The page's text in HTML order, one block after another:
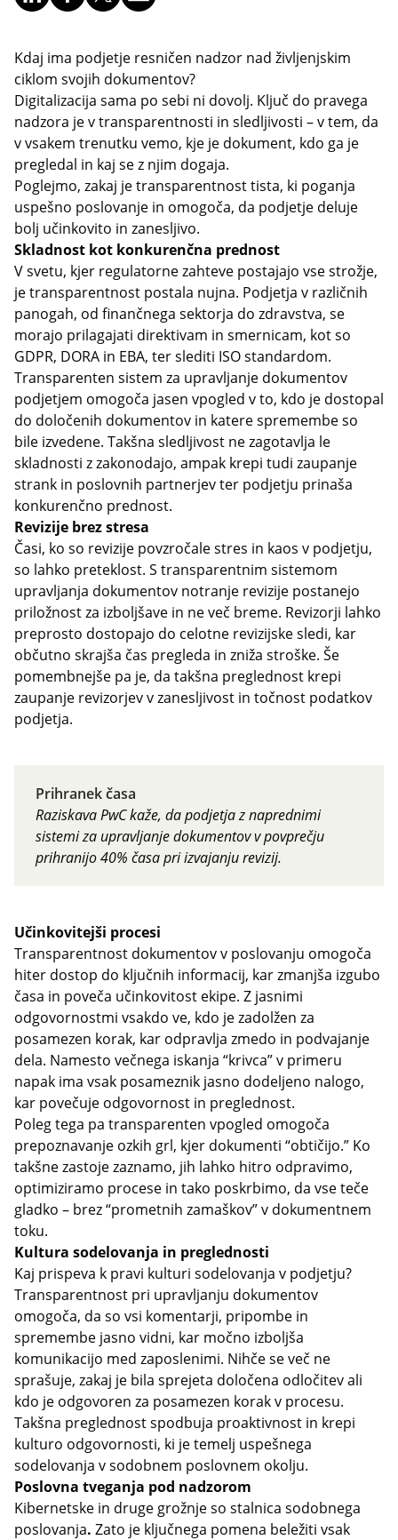
Kdaj ima podjetje resničen nadzor nad življenjskim
ciklom svojih dokumentov?
Digitalizacija sama po sebi ni dovolj. Ključ do pravega
nadzora je v transparentnosti in sledljivosti – v tem, da
v vsakem trenutku vemo, kje je dokument, kdo ga je
pregledal in kaj se z njim dogaja.
Poglejmo, zakaj je transparentnost tista, ki poganja
uspešno poslovanje in omogoča, da podjetje deluje
bolj učinkovito in zanesljivo.
Skladnost kot konkurenčna prednost
V svetu, kjer regulatorne zahteve postajajo vse strožje,
je transparentnost postala nujna. Podjetja v različnih
panogah, od finančnega sektorja do zdravstva, se
morajo prilagajati direktivam in smernicam, kot so
GDPR, DORA in EBA, ter slediti ISO standardom.
Transparenten sistem za upravljanje dokumentov
podjetjem omogoča jasen vpogled v to, kdo je dostopal
do določenih dokumentov in katere spremembe so
bile izvedene. Takšna sledljivost ne zagotavlja le
skladnosti z zakonodajo, ampak krepi tudi zaupanje
strank in poslovnih partnerjev ter podjetju prinaša
konkurenčno prednost.
Revizije brez stresa
Časi, ko so revizije povzročale stres in kaos v podjetju,
so lahko preteklost. S transparentnim sistemom
upravljanja dokumentov notranje revizije postanejo
priložnost za izboljšave in ne več breme. Revizorji lahko
preprosto dostopajo do celotne revizijske sledi, kar
občutno skrajša čas pregleda in zniža stroške. Še
pomembnejše pa je, da takšna preglednost krepi
zaupanje revizorjev v zanesljivost in točnost podatkov
podjetja.
Prihranek časa
Raziskava PwC kaže, da podjetja z naprednimi
sistemi za upravljanje dokumentov v povprečju
prihranijo 40% časa pri izvajanju revizij.
Učinkovitejši procesi
Transparentnost dokumentov v poslovanju omogoča
hiter dostop do ključnih informacij, kar zmanjša izgubo
časa in poveča učinkovitost ekipe. Z jasnimi
odgovornostmi vsakdo ve, kdo je zadolžen za
posamezen korak, kar odpravlja zmedo in podvajanje
dela. Namesto večnega iskanja “krivca” v primeru
napak ima vsak posameznik jasno dodeljeno nalogo,
kar povečuje odgovornost in preglednost.
Poleg tega pa transparenten vpogled omogoča
prepoznavanje ozkih grl, kjer dokumenti “obtičijo.” Ko
takšne zastoje zaznamo, jih lahko hitro odpravimo,
optimiziramo procese in tako poskrbimo, da vse teče
gladko – brez “prometnih zamaškov” v dokumentnem
toku.
Kultura sodelovanja in preglednosti
Kaj prispeva k pravi kulturi sodelovanja v podjetju?
Transparentnost pri upravljanju dokumentov
omogoča, da so vsi komentarji, pripombe in
spremembe jasno vidni, kar močno izboljša
komunikacijo med zaposlenimi. Nihče se več ne
sprašuje, zakaj je bila sprejeta določena odločitev ali
kdo je odgovoren za posamezen korak v procesu.
Takšna preglednost spodbuja proaktivnost in krepi
kulturo odgovornosti, ki je temelj uspešnega
sodelovanja v sodobnem poslovnem okolju.
Poslovna tveganja pod nadzorom
Kibernetske in druge grožnje so stalnica sodobnega
poslovanja. Zato je ključnega pomena beležiti vsak